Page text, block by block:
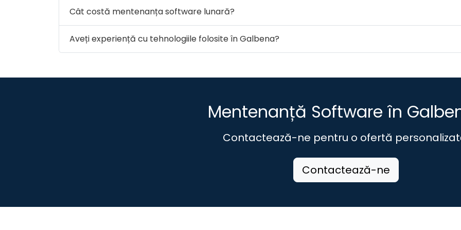
Cât costă mentenanța software lunară?
Aveți experiență cu tehnologiile folosite în Galbena?
Mentenanță Software în
Contactează-ne pentru o ofertă
Contactează-ne